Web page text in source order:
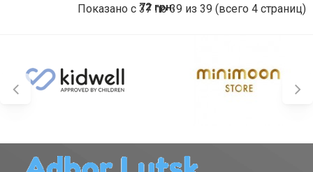
72 грн.
Показано с 37 по 39 из 39 (всего 4 страниц)